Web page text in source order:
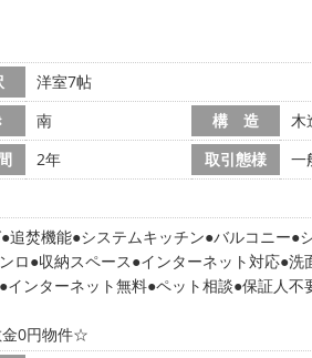
洋室7帖
南 構 造
木
2年 取引態様
一
追焚機能 システムキッチン バルコニー
ロ 収納スペース インターネット対応 洗
インターネット無料 ペット相談 保証人不
金0円物件☆